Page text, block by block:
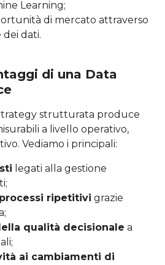
Learning;
di mercato attraverso
dei dati.
di una Data
strutturata produce
a livello operativo,
Vediamo i principali:
legati alla gestione
ripetitivi grazie
qualità decisionale a
ai cambiamenti di